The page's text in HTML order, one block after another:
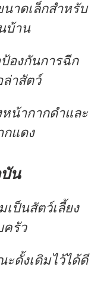
าดเล็กสำหรับ
บ้าน
องกันการฉีก
ล่าสัตว์
น้ากากดำและ
กแดง
น
ป็นสัตว์เลี้ยง
ครัว
ดั้งเดิมไว้ได้ดี